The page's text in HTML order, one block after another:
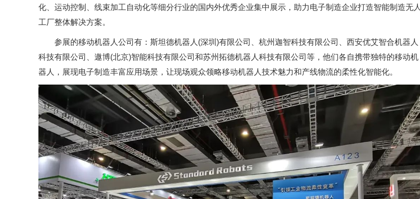
化、运动控制、线束加工自动化等细分行业的国内外优秀企业集中展示，助力电子制造企业打造智能制造无人
工厂整体解决方案。
参展的移动机器人公司有：斯坦德机器人(深圳)有限公司、杭州迦智科技有限公司、西安优艾智合机器人
科技有限公司、遨博(北京)智能科技有限公司和苏州拓德机器人科技有限公司等，他们各自携带独特的移动机
器人，展现电子制造丰富应用场景，让现场观众领略移动机器人技术魅力和产线物流的柔性化智能化。